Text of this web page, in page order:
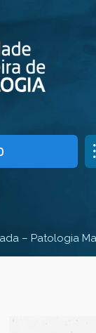
– Patologia